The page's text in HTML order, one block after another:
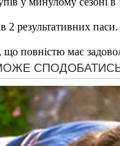
2 результативних паси.
повністю має